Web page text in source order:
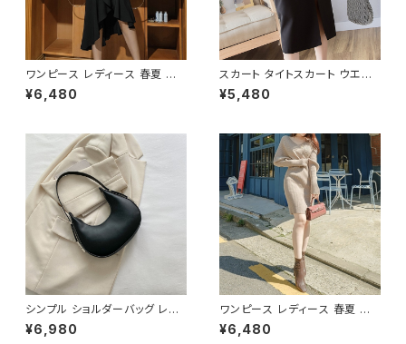
ワンピース レディース 春夏 秋
冬 春 夏 秋 冬 黒 ドレス マーメ
イドワンピース ドレスワンピー
レス 結婚式 パーティー お呼ば
れ ブラック ワインレッド ボルド
ー 10代 20代 30代 40代 C-D
SS1014
¥6,480
スカート タイトスカート ウエス
トリボン スリット入り ミモレス
カート ミディアム スリット ひざ
¥5,480
シンプル ショルダーバッグ レデ
ィースバッグ ワンショルダー 肩
掛け カジュアル PUレザー 高見
¥6,980
ワンピース レディース 春夏 秋
冬 春 夏 秋 冬 黒 タイトワンピ
ース ニットワンピース 長袖 カシ
¥6,480